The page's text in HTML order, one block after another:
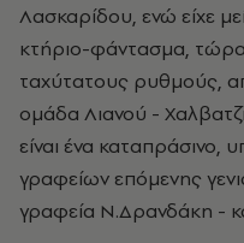
Λασκαρίδου, ενώ είχε
κτήριο-φάντασμα, τώρα
ταχύτατους ρυθμούς,
ομάδα Λιανού -
είναι ένα
γραφείων επόμενης
γραφεία Ν.Δρανδάκη -